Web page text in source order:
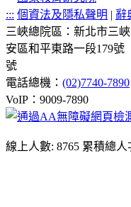
::: 個資法及隱私聲明 | 辭
三峽總院區：新北市三
安區和平東路一段179號
號
電話總機： (02)7740-7890
VoIP：9009-7890
線上人數: 8765 累積總人